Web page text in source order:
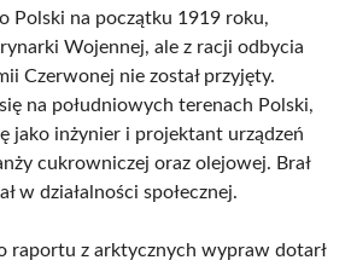
Polski na początku 1919 roku,
Wojennej, ale z racji odbycia
Czerwonej nie został przyjęty.
na południowych terenach Polski,
jako inżynier i projektant urządzeń
cukrowniczej oraz olejowej. Brał
w działalności społecznej.
raportu z arktycznych wypraw dotarł